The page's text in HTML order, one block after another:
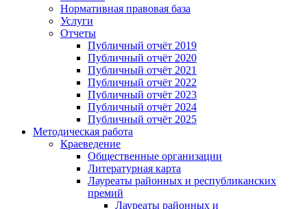
Нормативная правовая база
Услуги
Отчеты
Публичный отчёт 2019
Публичный отчёт 2020
Публичный отчёт 2021
Публичный отчёт 2022
Публичный отчёт 2023
Публичный отчёт 2024
Публичный отчёт 2025
Методическая работа
Краеведение
Общественные организации
Литературная карта
Лауреаты районных и республиканских
премий
Лауреаты районных и